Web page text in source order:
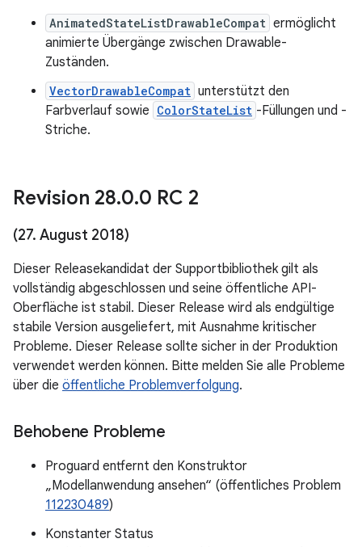
AnimatedStateListDrawableCompat ermöglicht
animierte Übergänge zwischen Drawable-
Zuständen.
VectorDrawableCompat unterstützt den
Farbverlauf sowie ColorStateList -Füllungen und -
Striche.
Revision 28.0.0 RC 2
(27. August 2018)
Dieser Releasekandidat der Supportbibliothek gilt als
vollständig abgeschlossen und seine öffentliche API-
Oberfläche ist stabil. Dieser Release wird als endgültige
stabile Version ausgeliefert, mit Ausnahme kritischer
Probleme. Dieser Release sollte sicher in der Produktion
verwendet werden können. Bitte melden Sie alle Probleme
über die öffentliche Problemverfolgung.
Behobene Probleme
Proguard entfernt den Konstruktor
„Modellanwendung ansehen“ (öffentliches Problem
112230489)
Konstanter Status